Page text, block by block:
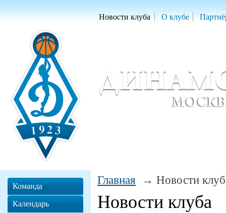
Новости клуба О клубе
Главная Новости
Новости клуба
Команда
Календарь